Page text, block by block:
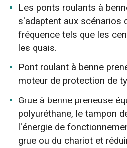
Les ponts roulants à
s'adaptent aux scénarios
fréquence tels que les
les quais.
Pont roulant à benne
moteur de protection de
Grue à benne preneuse
polyuréthane, le tampon
l'énergie de
grue ou du chariot et